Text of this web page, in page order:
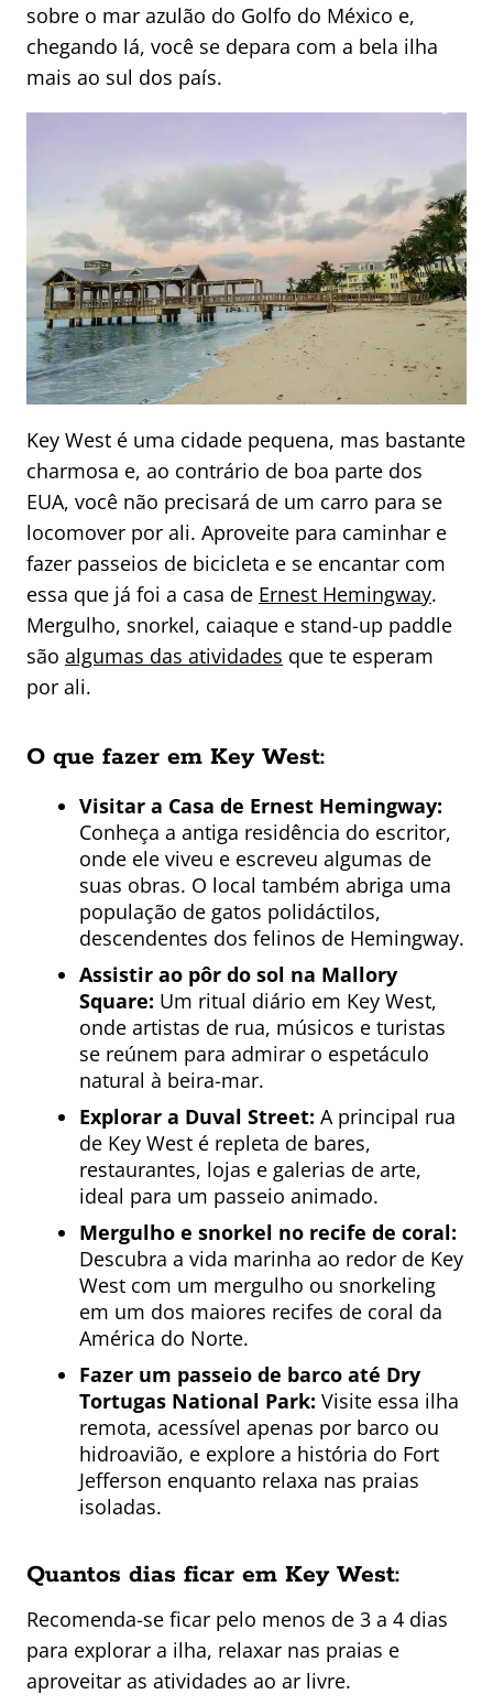
sobre o mar azulão do Golfo do México e,
chegando lá, você se depara com a bela ilha
mais ao sul dos país.
Key West é uma cidade pequena, mas bastante
charmosa e, ao contrário de boa parte dos
EUA, você não precisará de um carro para se
locomover por ali. Aproveite para caminhar e
fazer passeios de bicicleta e se encantar com
essa que já foi a casa de Ernest Hemingway.
Mergulho, snorkel, caiaque e stand-up paddle
são algumas das atividades que te esperam
por ali.
O que fazer em Key West:
Visitar a Casa de Ernest Hemingway:
Conheça a antiga residência do escritor,
onde ele viveu e escreveu algumas de
suas obras. O local também abriga uma
população de gatos polidáctilos,
descendentes dos felinos de Hemingway.
Assistir ao pôr do sol na Mallory
Square: Um ritual diário em Key West,
onde artistas de rua, músicos e turistas
se reúnem para admirar o espetáculo
natural à beira-mar.
Explorar a Duval Street: A principal rua
de Key West é repleta de bares,
restaurantes, lojas e galerias de arte,
ideal para um passeio animado.
Mergulho e snorkel no recife de coral:
Descubra a vida marinha ao redor de Key
West com um mergulho ou snorkeling
em um dos maiores recifes de coral da
América do Norte.
Fazer um passeio de barco até Dry
Tortugas National Park: Visite essa ilha
remota, acessível apenas por barco ou
hidroavião, e explore a história do Fort
Jefferson enquanto relaxa nas praias
isoladas.
Quantos dias ficar em Key West:
Recomenda-se ficar pelo menos de 3 a 4 dias
para explorar a ilha, relaxar nas praias e
aproveitar as atividades ao ar livre.